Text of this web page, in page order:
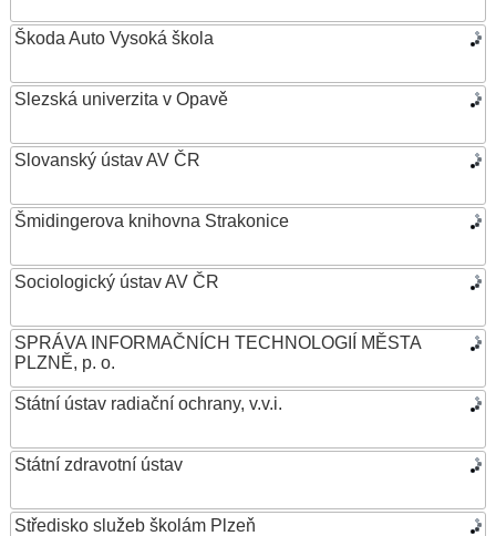
Škoda Auto Vysoká škola
Slezská univerzita v Opavě
Slovanský ústav AV ČR
Šmidingerova knihovna Strakonice
Sociologický ústav AV ČR
SPRÁVA INFORMAČNÍCH TECHNOLOGIÍ MĚSTA
PLZNĚ, p. o.
Státní ústav radiační ochrany, v.v.i.
Státní zdravotní ústav
Středisko služeb školám Plzeň